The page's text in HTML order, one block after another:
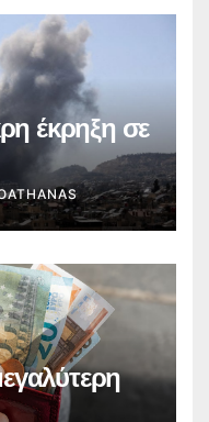
έκρηξη σε